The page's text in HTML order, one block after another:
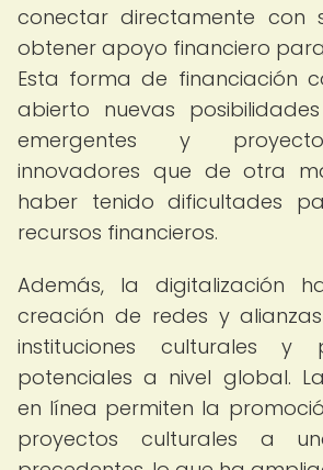
conectar directamente con
obtener apoyo financiero
Esta forma de financiación
abierto nuevas
emergentes y
innovadores que de otra
haber tenido dificultades
recursos financieros.
Además, la digitalización
creación de redes y
instituciones culturales y
potenciales a nivel global.
en línea permiten la
proyectos culturales a